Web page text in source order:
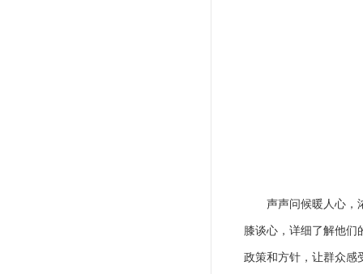
声声问候暖人心，
膝谈心，详细了解他们
政策和方针，让群众感